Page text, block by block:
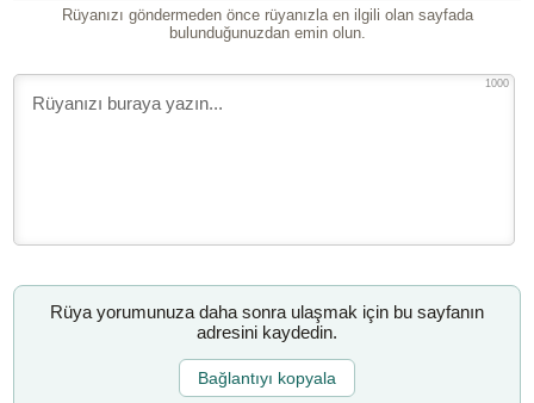
Rüyanızı göndermeden önce rüyanızla en ilgili olan sayfada
bulunduğunuzdan emin olun.
1000
Rüya yorumunuza daha sonra ulaşmak için bu sayfanın
adresini kaydedin.
Bağlantıyı kopyala